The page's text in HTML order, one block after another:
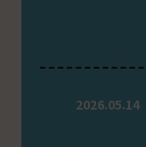
2026.05.14